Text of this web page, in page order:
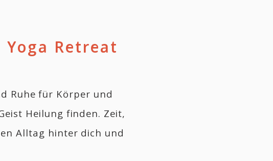
Retreat
Ruhe für Körper und
Heilung finden. Zeit,
Alltag hinter dich und